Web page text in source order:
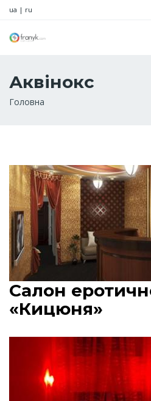
ua | ru
Аквінокс
Рядок
Головна
Салон
«Кицюня»